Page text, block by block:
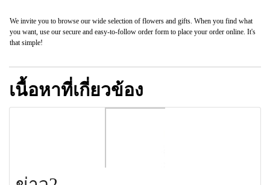
We invite you to browse our wide selection of flowers and gifts. When you find what
you want, use our secure and easy-to-follow order form to place your order online. It's
that simple!
เนื้อหาที่เกี่ยวข้อง